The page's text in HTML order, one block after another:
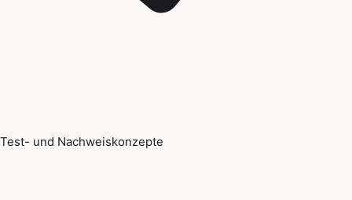
Test- und Nachweiskonzepte